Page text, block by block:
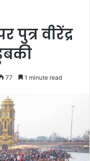
पुत्र वीरेंद्र
77 1 minute read